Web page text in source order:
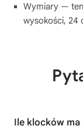
Wymiary —
wysokości, 24
Ile klocków ma